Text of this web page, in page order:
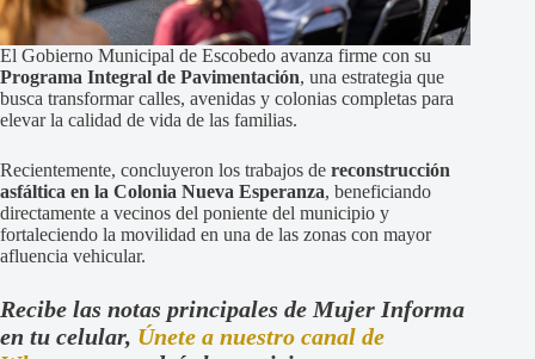
El Gobierno Municipal de Escobedo avanza firme con su
Programa Integral de Pavimentación, una estrategia que
busca transformar calles, avenidas y colonias completas para
elevar la calidad de vida de las familias.
Recientemente, concluyeron los trabajos de reconstrucción
asfáltica en la Colonia Nueva Esperanza, beneficiando
directamente a vecinos del poniente del municipio y
fortaleciendo la movilidad en una de las zonas con mayor
afluencia vehicular.
Recibe las notas principales de Mujer Informa
en tu celular, Únete a nuestro canal de